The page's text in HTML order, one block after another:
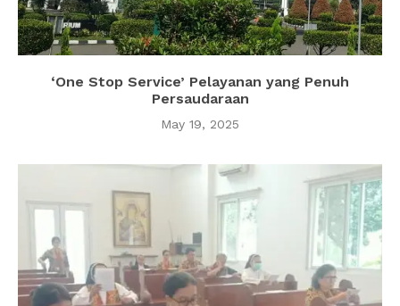
‘One Stop Service’ Pelayanan yang Penuh
Persaudaraan
May 19, 2025